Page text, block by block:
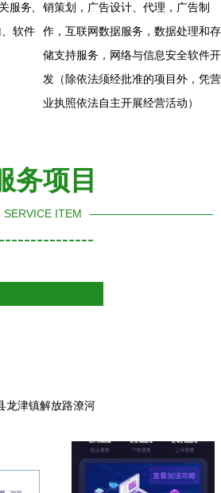
服务,
软件
销策划，广告设计、代理，广告制
作，互联网数据服务，数据处理和存
储支持服务，网络与信息安全软件开
发（除依法须经批准的项目外，凭营
业执照依法自主开展经营活动）
务项目
SERVICE ITEM
龙津镇解放路潦河